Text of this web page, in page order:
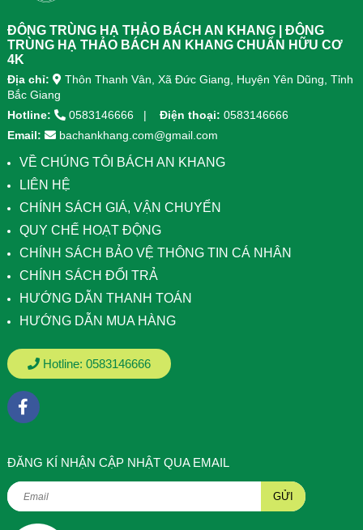
giúp hấp thu nhanh và hiệu quả
hơn.
ĐÔNG TRÙNG HẠ THẢO BÁCH AN KHANG | ĐÔNG
TRÙNG HẠ THẢO BÁCH AN KHANG CHUẨN HỮU CƠ
4K
Địa chỉ:
Thôn Thanh Vân, Xã Đức Giang, Huyện Yên Dũng, Tỉnh
Bắc Giang
Hotline:
0583146666 Điện thoại: 0583146666
Email:
bachankhang.com@gmail.com
VỀ CHÚNG TÔI BÁCH AN KHANG
LIÊN HỆ
CHÍNH SÁCH GIÁ, VẬN CHUYỂN
QUY CHẾ HOẠT ĐỘNG
CHÍNH SÁCH BẢO VỆ THÔNG TIN CÁ NHÂN
CHÍNH SÁCH ĐỔI TRẢ
HƯỚNG DẪN THANH TOÁN
HƯỚNG DẪN MUA HÀNG
Hotline: 0583146666
ÐĂNG KÍ NHẬN CẬP NHẬT QUA EMAIL
GỬI